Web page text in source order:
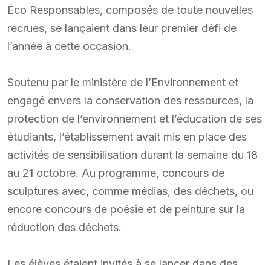
Éco Responsables, composés de toute nouvelles
recrues, se lançaient dans leur premier défi de
l’année à cette occasion.
Soutenu par le ministère de l’Environnement et
engagé envers la conservation des ressources, la
protection de l’environnement et l’éducation de ses
étudiants, l’établissement avait mis en place des
activités de sensibilisation durant la semaine du 18
au 21 octobre. Au programme, concours de
sculptures avec, comme médias, des déchets, ou
encore concours de poésie et de peinture sur la
réduction des déchets.